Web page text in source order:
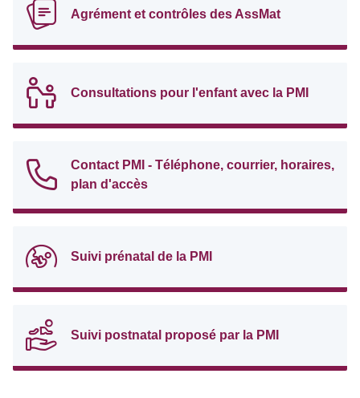
Agrément et contrôles des AssMat
Consultations pour l'enfant avec la PMI
Contact PMI - Téléphone, courrier, horaires,
plan d'accès
Suivi prénatal de la PMI
Suivi postnatal proposé par la PMI